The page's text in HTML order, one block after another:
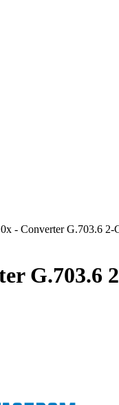
- Converter G.703.6 2-
G.703.6